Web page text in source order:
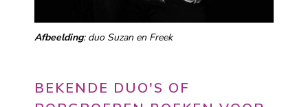
Afbeelding: duo Suzan en Freek
BEKENDE DUO'S OF